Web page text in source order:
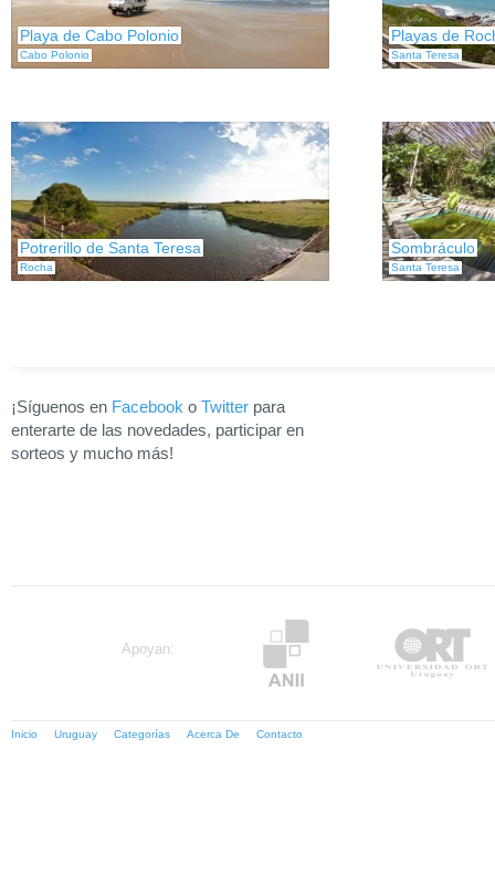
Playa de Cabo Polonio
Cabo Polonio
Playas de
Santa Teresa
Potrerillo de Santa Teresa
Rocha
Sombráculo
Santa Teresa
¡Síguenos en Facebook o Twitter para
enterarte de las novedades, participar en
sorteos y mucho más!
Apoyan:
Inicio Uruguay Categorías Acerca De Contacto